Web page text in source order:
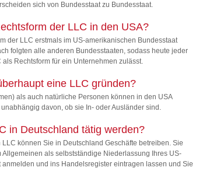
sich von Bundesstaat zu Bundesstaat.
der LLC in den USA?
der LLC erstmals im US-amerikanischen Bundesstaat
folgten alle anderen Bundesstaaten, sodass heute jeder
Rechtsform für ein Unternehmen zulässt.
eine LLC gründen?
als auch natürliche Personen können in den USA
davon, ob sie In- oder Ausländer sind.
in Deutschland tätig werden?
können Sie in Deutschland Geschäfte betreiben. Sie
als selbstständige Niederlassung Ihres US-
und ins Handelsregister eintragen lassen und Sie